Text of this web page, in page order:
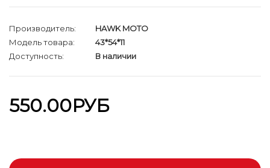
Производитель:
HAWK MOTO
Модель товара:
43*54*11
Доступность:
В наличии
550.00РУБ